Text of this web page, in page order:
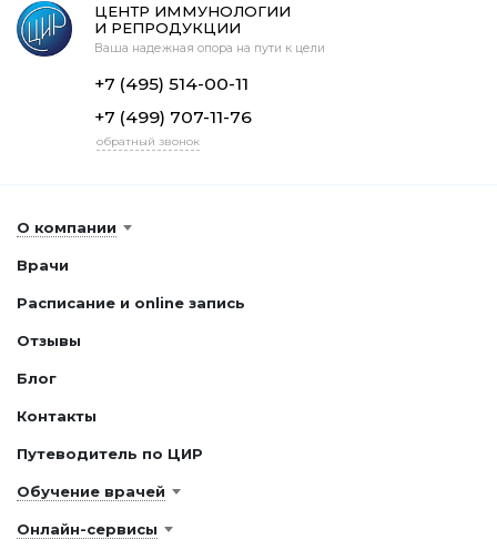
ЦЕНТР ИММУНОЛОГИИ
И РЕПРОДУКЦИИ
Ваша надежная опора на пути к цели
+7 (495) 514-00-11
+7 (499) 707-11-76
обратный звонок
О компании
Врачи
Расписание и online запись
Отзывы
Блог
Контакты
Путеводитель по ЦИР
Обучение врачей
Онлайн-сервисы